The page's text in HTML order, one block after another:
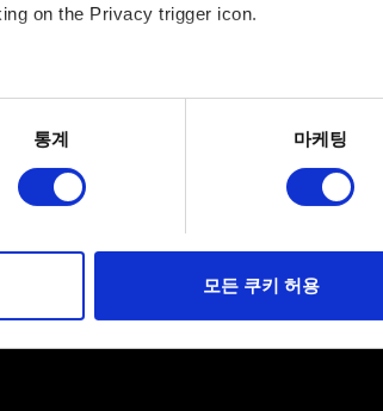
on the Privacy trigger icon.
accurate to within several meters
(fingerprinting)
in the
다. 예를 들어, 소셜 미디어를 통해 사용자와
와 공유할 수도 있습니다. 물론, 이처럼
통계 마케팅
모든 쿠키 허용